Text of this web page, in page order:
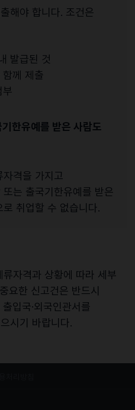
해야 합니다. 조건은
발급된 것
께 제출
부
한유예를 받은 사람도
격을 가지고
는 출국기한유예를 받은
취업할 수 없습니다.
자격과 상황에 따라 세부
요한 신고건은 반드시
입국·외국인관서를
시기 바랍니다.